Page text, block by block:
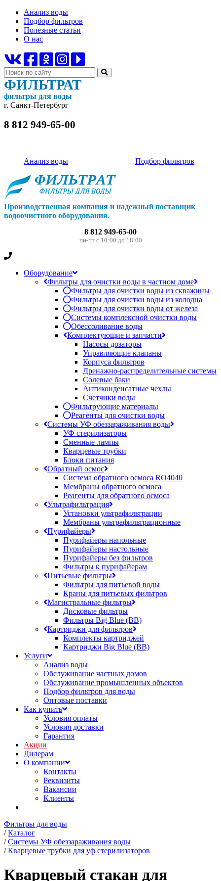
Анализ воды
Подбор фильтров
Полезные статьи
О нас
ФИЛЬТРАТ
фильтры для воды
г. Санкт-Петербург
8 812 949-65-00
Анализ воды Подбор фильтров
Производственная компания и надежный поставщик
водоочистного оборудования.
8 812 949-65-00
пн-пт с 10:00 до 18:00
Оборудование
Фильтры для очистки воды в частном доме
Фильтры для очистки воды из скважины
Фильтры для очистки воды из колодца
Фильтры для очистки воды от железа
Системы комплексной очистки воды
Обессоливание воды
Комплектующие и запчасти
Насосы дозаторы
Управляющие клапаны
Корпуса фильтров
Дренажно-распределительные системы
Солевые баки
Антиконденсатные чехлы
Счетчики воды
Фильтрующие материалы
Реагенты для очистки воды
Системы УФ обеззараживания воды
УФ стерилизаторы
Сменные лампы
Кварцевые трубки
Блоки питания
Обратный осмос
Система обратного осмоса RO4040
Мембраны обратного осмоса
Реагенты для обратного осмоса
Ультрафильтрация
Установки ультрафильтрации
Мембраны ультрафильтрационные
Пурифайеры
Пурифайеры напольные
Пурифайеры настольные
Пурифайеры без фильтров
Фильтры к пурифайерам
Питьевые фильтры
Фильтры для питьевой воды
Краны для питьевых фильтров
Магистральные фильтры
Дисковые фильтры
Фильтры Big Blue (BB)
Картриджи для фильтров
Комплекты картриджей
Картриджи Big Blue (BB)
Услуги
Анализ воды
Обслуживание частных домов
Обслуживание промышленных объектов
Подбор фильтров для воды
Оптовые поставки
Как купить
Условия оплаты
Условия доставки
Гарантия
Акции
Дилерам
О компании
Контакты
Реквизиты
Вакансии
Клиенты
Фильтры для воды
/ Каталог
/ Системы УФ обеззараживания воды
/ Кварцевые трубки для уф стерилизаторов
Кварцевый стакан для